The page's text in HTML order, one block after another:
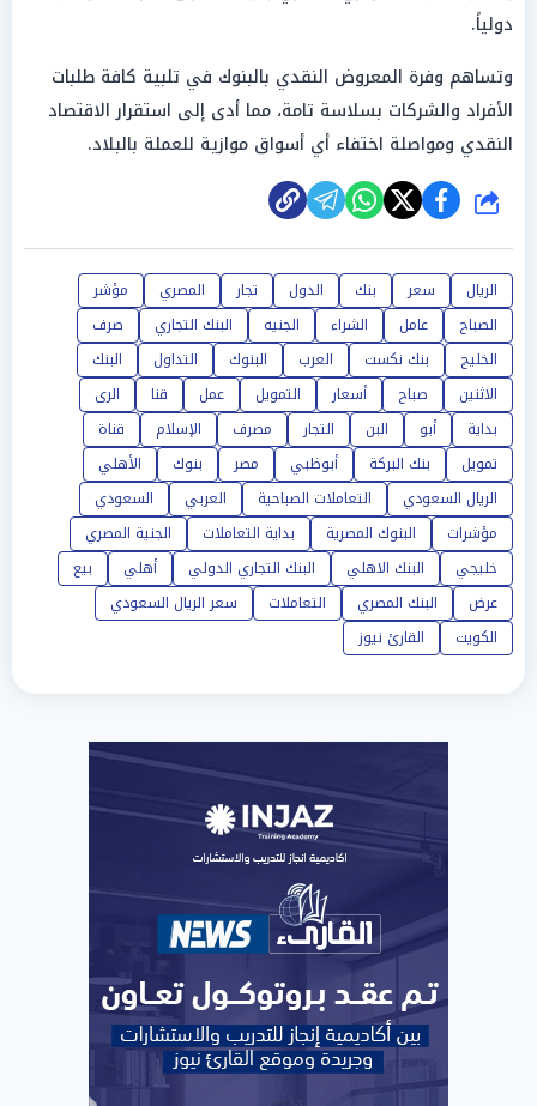
دولياً.
وتساهم وفرة المعروض النقدي بالبنوك في تلبية كافة طلبات
الأفراد والشركات بسلاسة تامة، مما أدى إلى استقرار الاقتصاد
النقدي ومواصلة اختفاء أي أسواق موازية للعملة بالبلاد.
شارك
الريال سعر بنك الدول تجار المصري
مؤشر
الصباح
عامل الشراء الجنيه البنك التجاري
صرف
الخليج
بنك نكست العرب البنوك التداول
البنك
الاثنين
صباح أسعار التمويل عمل قنا
الرى
بداية
أبو البن التجار مصرف الإسلام
قناة
تمويل
بنك البركة أبوظبي مصر بنوك
الأهلي
الريال السعودي
التعاملات الصباحية العربي
السعودي
مؤشرات
البنوك المصرية بداية التعاملات
الجنية المصري
خليجي
البنك الاهلي البنك التجاري الدولي أهلي
بيع
عرض
البنك المصري التعاملات
سعر الريال السعودي
الكويت
القارئ نيوز